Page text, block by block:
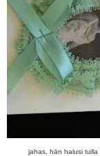
jahas, hän halusi